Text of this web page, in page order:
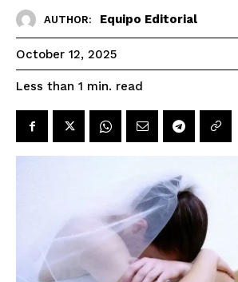
AUTHOR: Equipo Editorial
October 12, 2025
Less than 1 min. read